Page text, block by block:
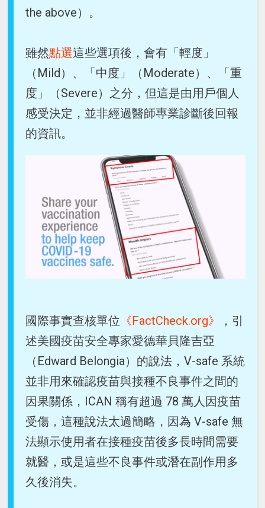
the above）。
雖然點選這些選項後，會有「輕度」
（Mild）、「中度」（Moderate）、「重
度」（Severe）之分，但這是由用戶個人
感受決定，並非經過醫師專業診斷後回報
的資訊。
國際事實查核單位 《FactCheck.org》
，引
述美國疫苗安全專家愛德華貝隆吉亞
（Edward Belongia）的說法，V-safe 系統
並非用來確認疫苗與接種不良事件之間的
因果關係，ICAN 稱有超過 78 萬人因疫苗
受傷，這種說法太過簡略，因為 V-safe 無
法顯示使用者在接種疫苗後多長時間需要
就醫，或是這些不良事件或潛在副作用多
久後消失。